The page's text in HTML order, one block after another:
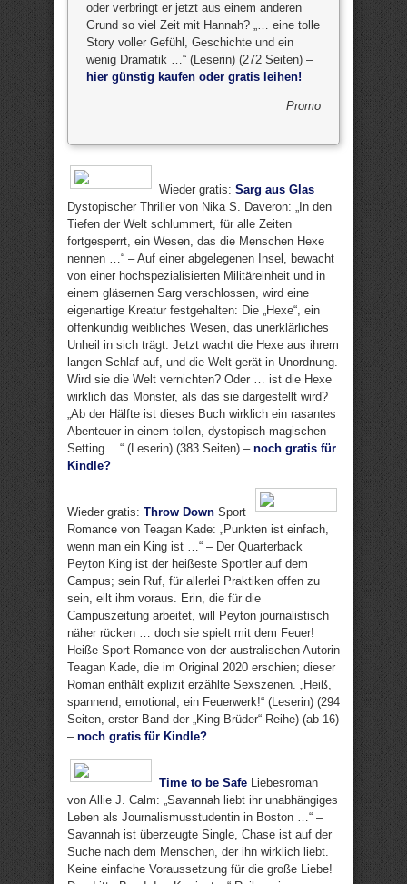
oder verbringt er jetzt aus einem anderen
Grund so viel Zeit mit Hannah? „… eine tolle
Story voller Gefühl, Geschichte und ein
wenig Dramatik …“ (Leserin) (272 Seiten) –
hier günstig kaufen oder gratis leihen!
Promo
Wieder gratis: Sarg aus Glas
Dystopischer Thriller von Nika S. Daveron: „In den
Tiefen der Welt schlummert, für alle Zeiten
fortgesperrt, ein Wesen, das die Menschen Hexe
nennen …“ – Auf einer abgelegenen Insel, bewacht
von einer hochspezialisierten Militäreinheit und in
einem gläsernen Sarg verschlossen, wird eine
eigenartige Kreatur festgehalten: Die „Hexe“, ein
offenkundig weibliches Wesen, das unerklärliches
Unheil in sich trägt. Jetzt wacht die Hexe aus ihrem
langen Schlaf auf, und die Welt gerät in Unordnung.
Wird sie die Welt vernichten? Oder … ist die Hexe
wirklich das Monster, als das sie dargestellt wird?
„Ab der Hälfte ist dieses Buch wirklich ein rasantes
Abenteuer in einem tollen, dystopisch-magischen
Setting …“ (Leserin) (383 Seiten) – noch gratis für
Kindle?
Wieder gratis: Throw Down Sport
Romance von Teagan Kade: „Punkten ist einfach,
wenn man ein King ist …“ – Der Quarterback
Peyton King ist der heißeste Sportler auf dem
Campus; sein Ruf, für allerlei Praktiken offen zu
sein, eilt ihm voraus. Erin, die für die
Campuszeitung arbeitet, will Peyton journalistisch
näher rücken … doch sie spielt mit dem Feuer!
Heiße Sport Romance von der australischen Autorin
Teagan Kade, die im Original 2020 erschien; dieser
Roman enthält explizit erzählte Sexszenen. „Heiß,
spannend, emotional, ein Feuerwerk!“ (Leserin) (294
Seiten, erster Band der „King Brüder“-Reihe) (ab 16)
– noch gratis für Kindle?
Time to be Safe Liebesroman
von Allie J. Calm: „Savannah liebt ihr unabhängiges
Leben als Journalismusstudentin in Boston …“ –
Savannah ist überzeugte Single, Chase ist auf der
Suche nach dem Menschen, der ihn wirklich liebt.
Keine einfache Voraussetzung für die große Liebe!